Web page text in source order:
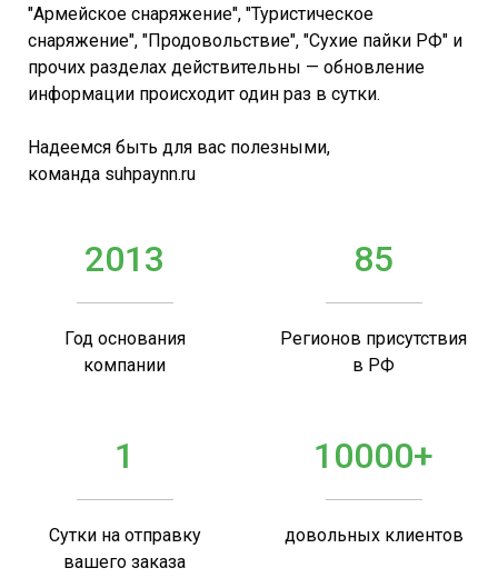
"Армейское снаряжение", "Туристическое
снаряжение", "Продовольствие", "Сухие пайки РФ" и
прочих разделах действительны — обновление
информации происходит один раз в сутки.
Надеемся быть для вас полезными,
команда suhpaynn.ru
2013
Год основания
компании
85
Регионов присутствия
в РФ
1
Сутки на отправку
вашего заказа
10000+
довольных клиентов